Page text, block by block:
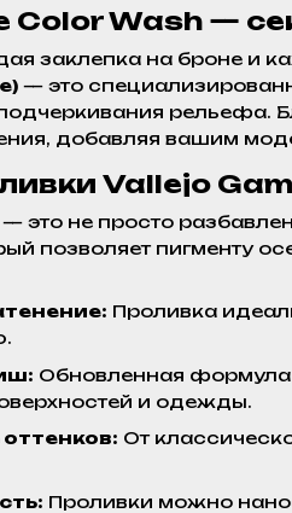
Color Wash —
заклепка на броне и
— это
рельефа.
добавляя вашим
Vallejo
это не просто
позволяет пигменту
Проливка
Обновленная формула
и одежды.
От
Проливки можно